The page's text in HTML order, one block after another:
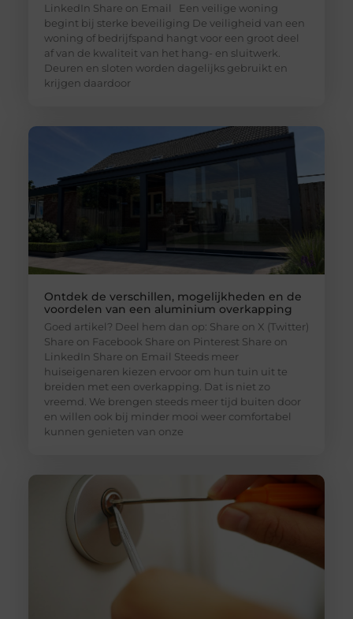
LinkedIn Share on Email Een veilige woning
begint bij sterke beveiliging De veiligheid van een
woning of bedrijfspand hangt voor een groot deel
af van de kwaliteit van het hang- en sluitwerk.
Deuren en sloten worden dagelijks gebruikt en
krijgen daardoor
Ontdek de verschillen, mogelijkheden en de
voordelen van een aluminium overkapping
Goed artikel? Deel hem dan op: Share on X (Twitter)
Share on Facebook Share on Pinterest Share on
LinkedIn Share on Email Steeds meer
huiseigenaren kiezen ervoor om hun tuin uit te
breiden met een overkapping. Dat is niet zo
vreemd. We brengen steeds meer tijd buiten door
en willen ook bij minder mooi weer comfortabel
kunnen genieten van onze